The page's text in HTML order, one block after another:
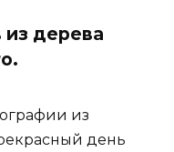
из дерева
из
день